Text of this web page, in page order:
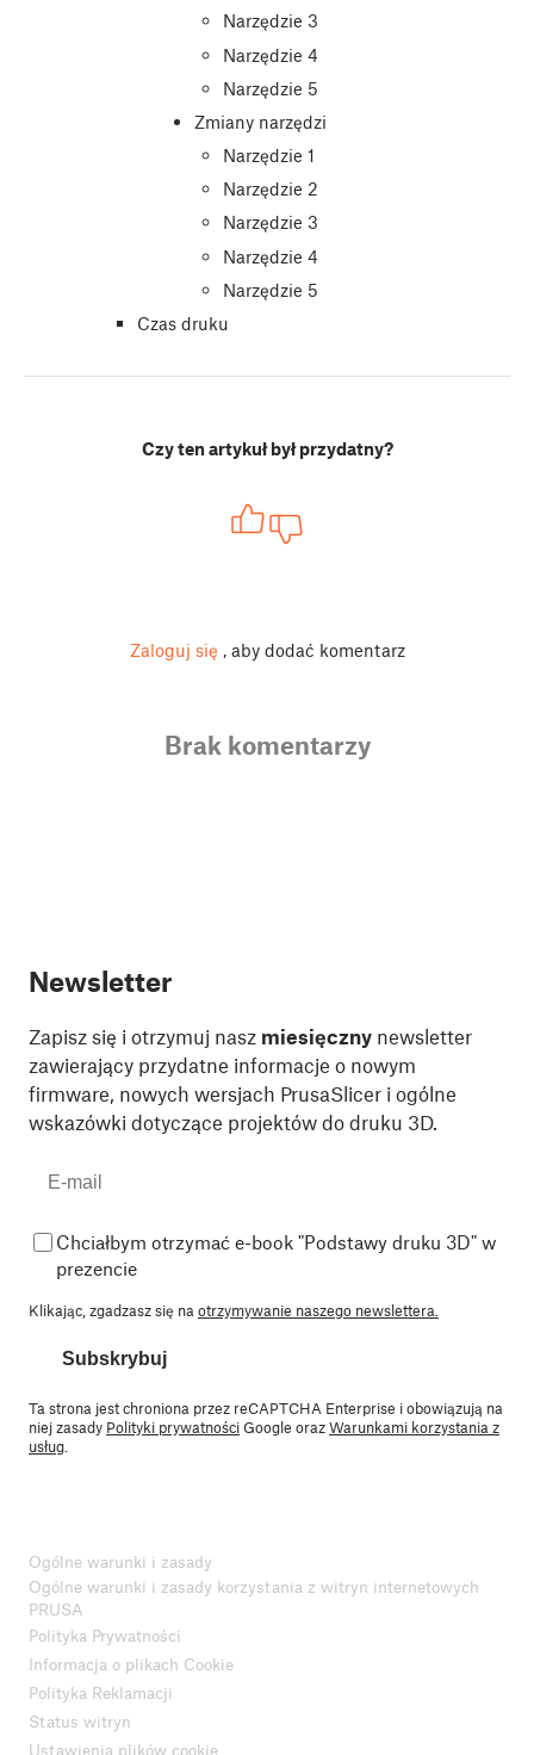
Narzędzie 3
Narzędzie 4
Narzędzie 5
Zmiany narzędzi
Narzędzie 1
Narzędzie 2
Narzędzie 3
Narzędzie 4
Narzędzie 5
Czas druku
Czy ten artykuł był przydatny?
Zaloguj się , aby dodać komentarz
Brak komentarzy
Newsletter
Zapisz się i otrzymuj nasz miesięczny newsletter
zawierający przydatne informacje o nowym
firmware, nowych wersjach PrusaSlicer i ogólne
wskazówki dotyczące projektów do druku 3D.
Chciałbym otrzymać e-book "Podstawy druku 3D" w
prezencie
Klikając, zgadzasz się na otrzymywanie naszego newslettera.
Subskrybuj
Ta strona jest chroniona przez reCAPTCHA Enterprise i obowiązują na
niej zasady Polityki prywatnościGoogle orazWarunkami korzystania z
usług
Ogólne warunki i zasady
Ogólne warunki i zasady korzystania z witryn internetowych
PRUSA
Polityka Prywatności
Informacja o plikach Cookie
Polityka Reklamacji
Status witryn
Ustawienia plików cookie